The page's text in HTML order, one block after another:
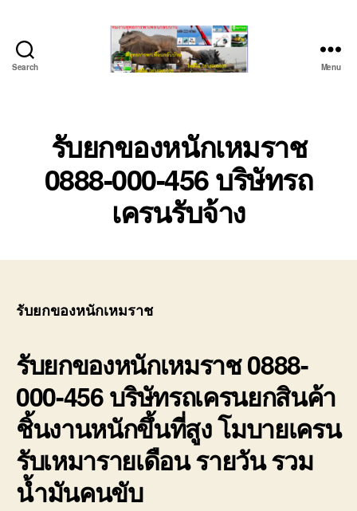
Search
ยก
ของ
หนัก
ติดต่อ
0818900005,
0640711613,
Menu
รับยกของหนักเหมราช
0888-000-456 บริษัทรถ
เครนรับจ้าง
รับยกของหนักเหมราช
รับยกของหนักเหมราช 0888-
000-456 บริษัทรถเครนยกสินค้า
ชิ้นงานหนักขึ้นที่สูง โมบายเครน
รับเหมารายเดือน รายวัน รวม
น้ำมันคนขับ